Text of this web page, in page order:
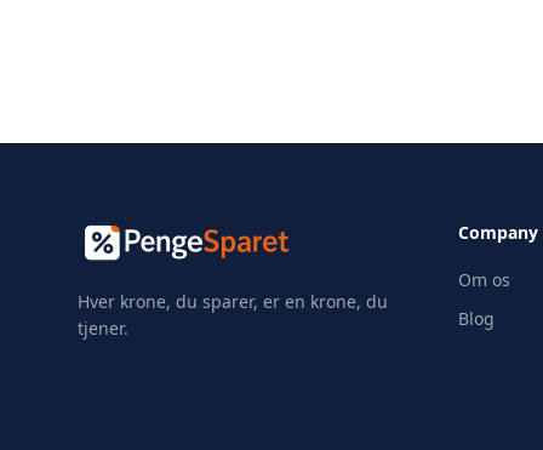
Hver krone, du sparer, er en krone, du
tjener.
Company
Om os
Blog